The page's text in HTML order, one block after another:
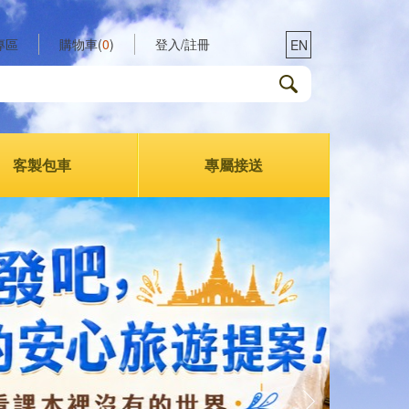
區 購物車(0) 登入/註冊 EN
客製包車 專屬接送